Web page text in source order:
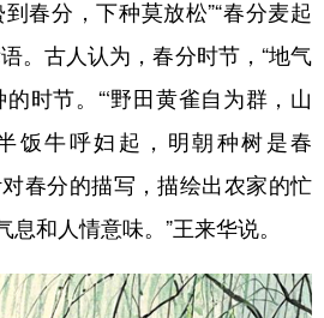
分，下种莫放松”“春分麦起
。古人认为，春分时节，“地气
时节。“‘野田黄雀自为群，山
饭牛呼妇起，明朝种树是春
春分的描写，描绘出农家的忙
和人情意味。”王来华说。